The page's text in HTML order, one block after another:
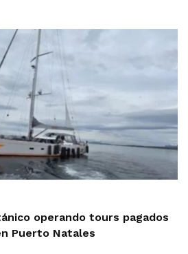
operando tours pagados
Puerto Natales